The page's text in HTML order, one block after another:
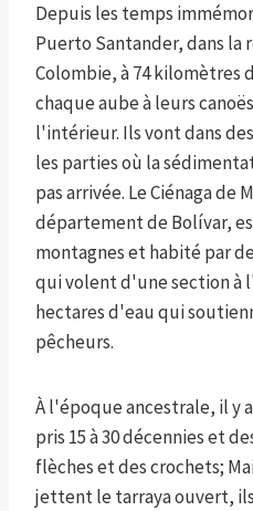
Depuis les temps
Puerto Santander, dans la
Colombie, à 74 kilomètres
chaque aube à leurs
l'intérieur. Ils vont dans
les parties où la
pas arrivée. Le Ciénaga de
département de Bolívar,
montagnes et habité par
qui volent d'une section à
hectares d'eau qui
pêcheurs.
À l'époque ancestrale, il y
pris 15 à 30 décennies et
flèches et des crochets;
jettent le tarraya ouvert,